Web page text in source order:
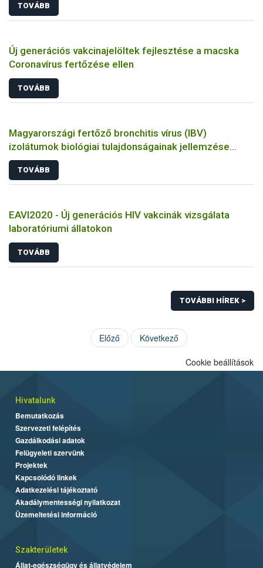
TOVÁBB
Új generációs vakcinajelöltek fejlesztése a macska
Coronavírus fertőzése ellen
TOVÁBB
Magyarországi fertőző bronchitis vírus (IBV)
izolátumok biológiai tulajdonságainak jellemzése
állatkísérletes és molekuláris biológiai eszközökkel
TOVÁBB
EAVI2020 - Új generációs HIV vakcinák vizsgálata
laboratóriumi állatokon
TOVÁBB
TOVÁBBI HÍREK >
Előző Következő
Cookie beállítások
Hivatalunk
Bemutatkozás
Szervezeti felépítés
Gazdálkodási adatok
Felügyeleti szervünk
Projektek
Kapcsolódó linkek
Adatkezelési tájékoztató
Akadálymentességi nyilatkozat
Üzemeltetési információ
Szakterületek
Állat-egészségügy és állatvédelem